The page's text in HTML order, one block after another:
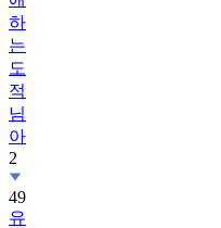
하
는
도
적
님
아
2
49
유